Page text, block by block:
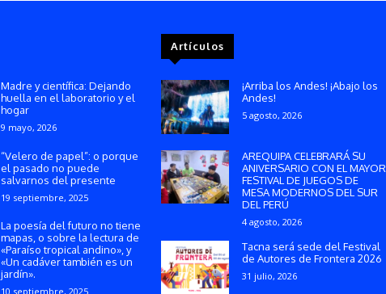
Madre y científica: Dejando
huella en el laboratorio y el
hogar
9 mayo, 2026
“Velero de papel”: o porque
el pasado no puede
salvarnos del presente
19 septiembre, 2025
La poesía del futuro no tiene
mapas, o sobre la lectura de
«Paraíso tropical andino», y
«Un cadáver también es un
jardín».
10 septiembre, 2025
Artículos
¡Arriba los Andes! ¡Abajo los
Andes!
5 agosto, 2026
AREQUIPA CELEBRARÁ SU
ANIVERSARIO CON EL MAYOR
FESTIVAL DE JUEGOS DE
MESA MODERNOS DEL SUR
DEL PERÚ
4 agosto, 2026
Tacna será sede del Festival
de Autores de Frontera 2026
31 julio, 2026